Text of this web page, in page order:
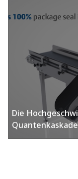
Die
für Verpackung